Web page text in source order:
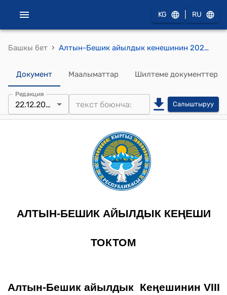
KG RU
Башкы бет › Алтын-Бешик айылдык кенешинин 2025-жылдын 22-декабрындагы №69 "Алтын-Бешик айыл аймагына караштуу Кыштут орто мектебине ысым ыйгаруу жөнүндө" токтому.
Документ Маалыматтар Шилтеме документтер
Редакция
22.12.2025 Салыштыруу